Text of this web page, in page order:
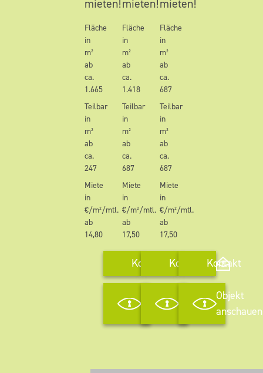
mieten!
Fläche
in
m²
ab
ca.
1.665
Teilbar
in
m²
ab
ca.
247
Miete
in
€/m²/mtl.
ab
14,80
Kontakt
Objekt
anschauen
mieten!
Fläche
in
m²
ab
ca.
1.418
Teilbar
in
m²
ab
ca.
687
Miete
in
€/m²/mtl.
ab
17,50
Kontakt
Objekt
anschauen
mieten!
Fläche
in
m²
ab
ca.
687
Teilbar
in
m²
ab
ca.
687
Miete
in
€/m²/mtl.
ab
17,50
Kontakt
Objekt
anschauen